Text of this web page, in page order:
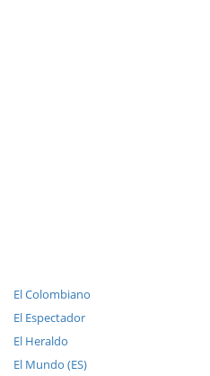
El Colombiano
El Espectador
El Heraldo
El Mundo (ES)